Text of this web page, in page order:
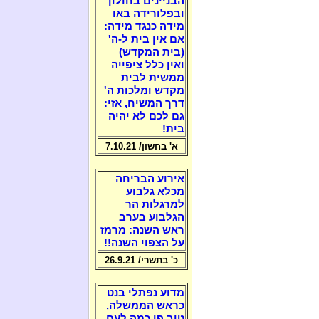
ובפלורידה באו
מידה כנגד מידה:
אם אין בית ל-ה'
(בית המקדש)
ואין כלל ציפייה
ממשית לבית
מקדש ומלכות ה'
דרך המשיח, אזי:
גם לכם לא יהיה
בית!
א' בחשון/ 7.10.21
אירוע הבריחה
מכלא גלבוע
למרגלות הר
הגלבוע בערב
ראש השנה: מרמז
על הצפוי השנה!!
כ' בתשרי/ 26.9.21
מדוע נפתלי בנט
כראש הממשלה,